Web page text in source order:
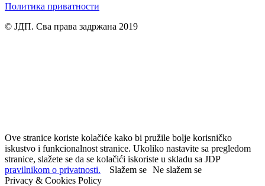
Политика приватности
© ЈДП. Сва права задржана 2019
Ove stranice koriste kolačiće kako bi pružile bolje korisničko
iskustvo i funkcionalnost stranice. Ukoliko nastavite sa pregledom
stranice, slažete se da se kolačići iskoriste u skladu sa JDP
pravilnikom o privatnosti.
Slažem se Ne slažem se
Privacy & Cookies Policy